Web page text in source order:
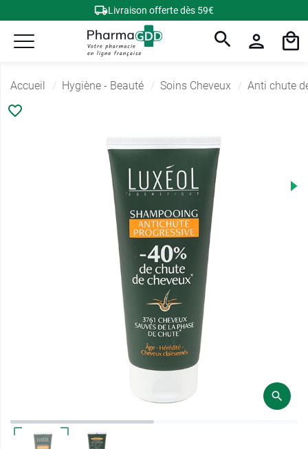
Livraison offerte dès 59€
Accueil Hygiène - Beauté Soins Cheveux Anti chute